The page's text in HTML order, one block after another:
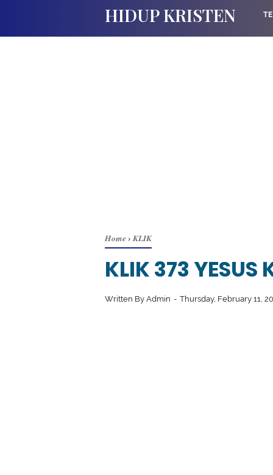
HIDUP KRISTEN
Home› KLIK
KLIK 373 YESUS
Written By Admin Thursday, February 11,